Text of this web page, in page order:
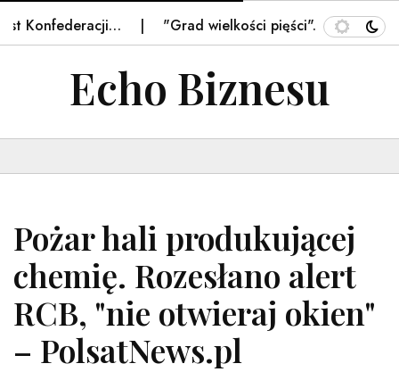
"Grad wielkości pięści". Opłakane
Echo Biznesu
Pożar hali produkującej
chemię. Rozesłano alert
RCB, "nie otwieraj okien"
– PolsatNews.pl